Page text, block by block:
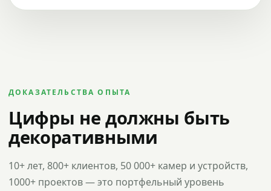
ДОКАЗАТЕЛЬСТВА ОПЫТА
Цифры не должны быть
декоративными
10+ лет, 800+ клиентов, 50 000+ камер и устройств,
1000+ проектов — это портфельный уровень